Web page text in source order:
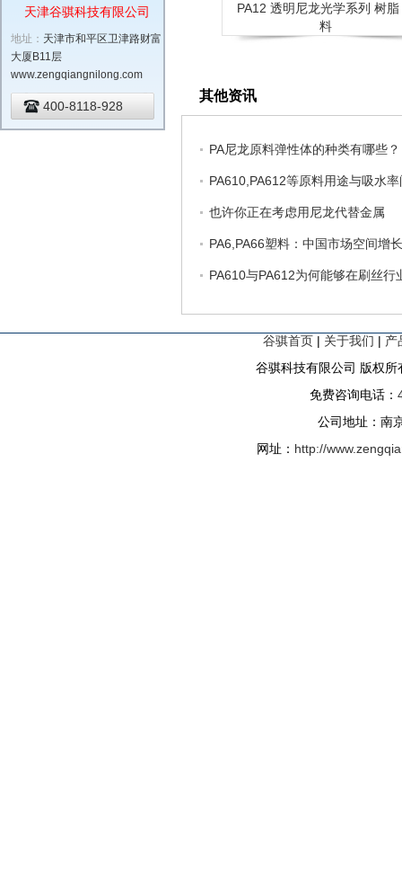
天津谷骐科技有限公司
地址： 天津市和平区卫津路财富
大厦B11层
www.zengqiangnilong.com
400-8118-928
PA12 透明尼龙光学系列 树脂
料
其他资讯
PA尼龙原料弹性体的种类有哪些？
PA610,PA612等原料用途与吸水
也许你正在考虑用尼龙代替金属
PA6,PA66塑料：中国市场空间增
PA610与PA612为何能够在刷丝行
谷骐首页 | 关于我们 | 产
谷骐科技有限公司 版权
免费咨询电话：
公司地址：南
网址： http://